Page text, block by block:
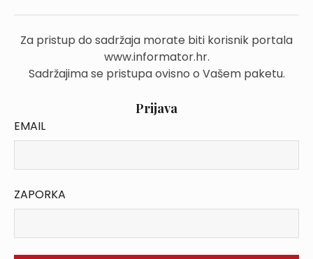
Za pristup do sadržaja morate biti korisnik portala
www.informator.hr.
Sadržajima se pristupa ovisno o Vašem paketu.
Prijava
EMAIL
ZAPORKA